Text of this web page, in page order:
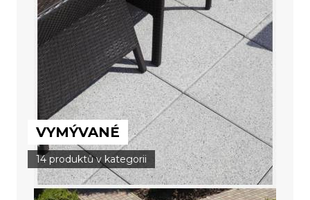
VYMÝVANÉ
14 produktů v kategorii